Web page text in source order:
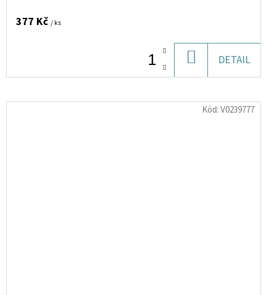
377 Kč / ks
KOŠÍKU
DETAIL
Kód:V0239777